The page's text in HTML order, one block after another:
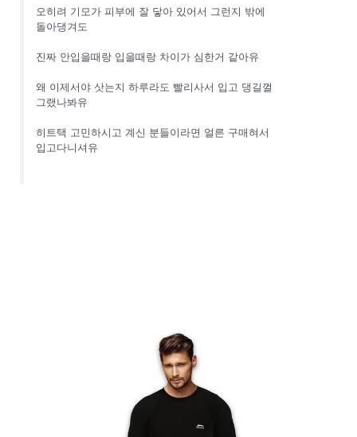
오히려 기모가 피부에 잘 닿아 있어서 그런지 밖에
돌아댕겨도
진짜 안입을때랑 입을때랑 차이가 심한거 같아유
왜 이제서야 삿는지 하루라도 빨리사서 입고 댕길껄
그랬나봐유
히트택 고민하시고 계신 분들이라면 얼른 구매혀서
입고다니셔유